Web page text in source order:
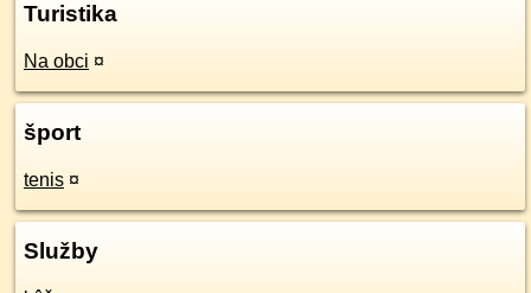
Turistika
Na obci ¤
šport
tenis ¤
Služby